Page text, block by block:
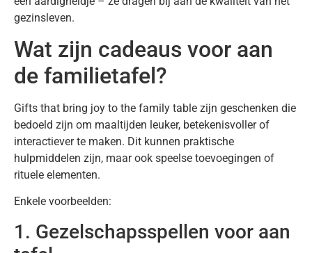
gezinsleven.
Wat zijn cadeaus voor aan
de familietafel?
Gifts that bring joy to the family table zijn geschenken die
bedoeld zijn om maaltijden leuker, betekenisvoller of
interactiever te maken. Dit kunnen praktische
hulpmiddelen zijn, maar ook speelse toevoegingen of
rituele elementen.
Enkele voorbeelden:
1. Gezelschapsspellen voor aan